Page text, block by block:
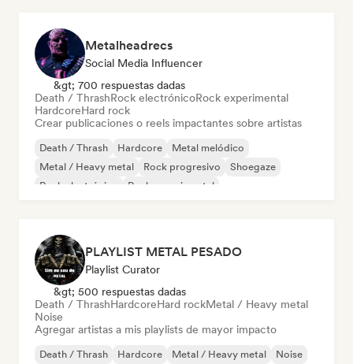
Metalheadrecs
Social Media Influencer
&gt; 700 respuestas dadas
Death / ThrashRock electrónicoRock experimental
HardcoreHard rock
Crear publicaciones o reels impactantes sobre artistas
Death / Thrash Hardcore
Metal melódico
Metal / Heavy metal
Rock progresivo
Shoegaze
Rock electrónico
Rock experimental
PLAYLIST METAL PESADO
Playlist Curator
&gt; 500 respuestas dadas
Death / ThrashHardcoreHard rockMetal / Heavy metal
Noise
Agregar artistas a mis playlists de mayor impacto
Death / Thrash Hardcore Metal / Heavy metal Noise